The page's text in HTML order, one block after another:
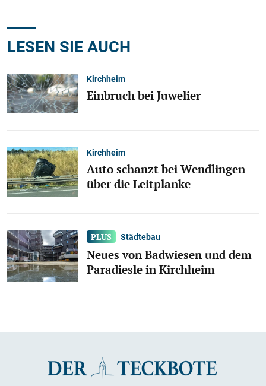
LESEN SIE AUCH
Kirchheim
Einbruch bei Juwelier
Kirchheim
Auto schanzt bei Wendlingen
über die Leitplanke
Städtebau
Neues von Badwiesen und dem
Paradiesle in Kirchheim